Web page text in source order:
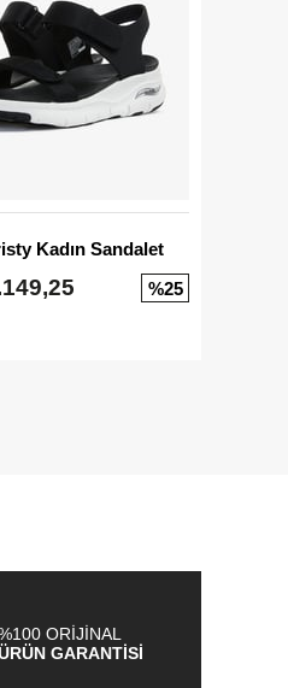
Kadın Sandalet
%25
ORİJİNAL
GARANTİSİ